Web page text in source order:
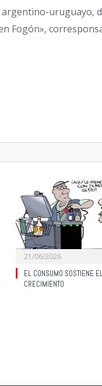
uruguayo,
Fogón»,
21/06/2026
EL CONSUMO SOSTIENE
CRECIMIENTO